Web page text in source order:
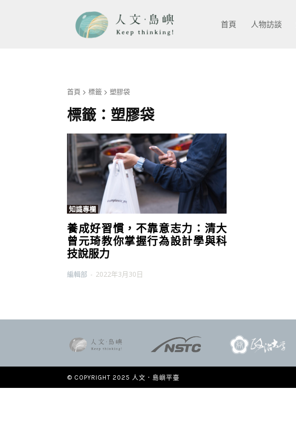
首頁 人物訪談
首頁 標籤 塑膠袋
標籤： 塑膠袋
知識專欄
養成好習慣，不靠意志力：清大
曾元琦教你掌握行為設計學與科
技說服力
編輯部 - 2022年3月30日
© COPYRIGHT 2025 人文．島嶼平臺